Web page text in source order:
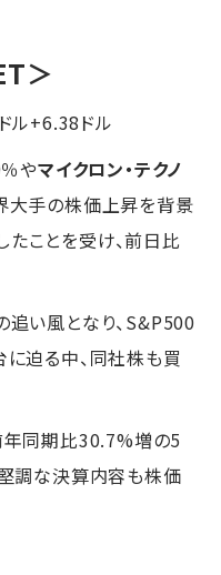
＞
+6.38ドル
やマイクロン・テクノ
手の株価上昇を背景
ことを受け、前日比
追い風となり、S&P500
迫る中、同社株も買
同期比30.7%増の5
調な決算内容も株価